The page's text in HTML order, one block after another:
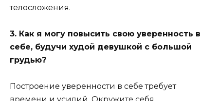
телосложения.
3. Как я могу повысить свою уверенность в
себе, будучи худой девушкой с большой
грудью?
Построение уверенности в себе требует